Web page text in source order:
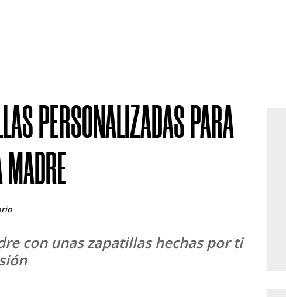
PERSONALIZADAS PARA
con unas zapatillas hechas por ti